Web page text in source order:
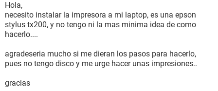
Hola,
necesito instalar la impresora a mi laptop, es una epson
stylus tx200, y no tengo ni la mas minima idea de como
hacerlo....
agradeseria mucho si me dieran los pasos para hacerlo,
pues no tengo disco y me urge hacer unas impresiones..
gracias